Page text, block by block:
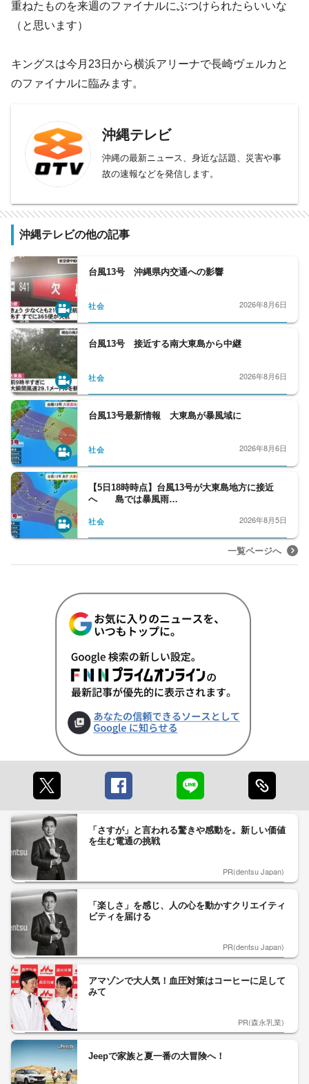
重ねたものを来週のファイナルにぶつけられたらいいな
（と思います）
キングスは今月23日から横浜アリーナで長崎ヴェルカと
のファイナルに臨みます。
沖縄テレビ
沖縄の最新ニュース、身近な話題、災害や事
故の速報などを発信します。
沖縄テレビの他の記事
台風13号 沖縄県内交通への影響
社会 2026年8月6日
台風13号 接近する南大東島から中継
社会 2026年8月6日
台風13号最新情報 大東島が暴風域に
社会 2026年8月6日
【5日18時時点】台風13号が大東島地方に接近
へ 島では暴風雨…
社会 2026年8月5日
一覧ページへ
「さすが」と言われる驚きや感動を。新しい価値
を生む電通の挑戦
PR(dentsu Japan)
「楽しさ」を感じ、人の心を動かすクリエイティ
ビティを届ける
PR(dentsu Japan)
アマゾンで大人気！血圧対策はコーヒーに足して
みて
PR(森永乳業)
Jeepで家族と夏一番の大冒険へ！